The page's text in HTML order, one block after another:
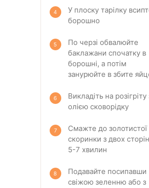
У плоску тарілку
борошно
По черзі обвалюйте
баклажани спочатку в
борошні, а потім
занурюйте в збите
Викладіть на розігріту
олією сковорідку
Смажте до золотистої
скоринки з двох
5-7 хвилин
Подавайте посипавши
свіжою зеленню або з